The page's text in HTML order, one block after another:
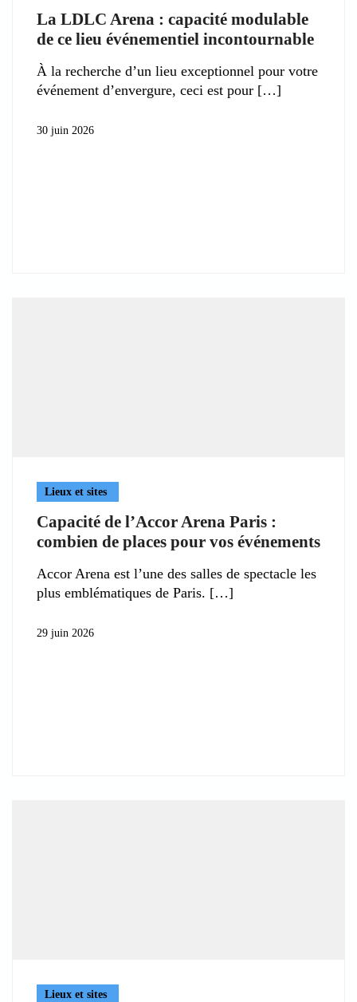
La LDLC Arena : capacité modulable
de ce lieu événementiel incontournable
À la recherche d’un lieu exceptionnel pour votre
événement d’envergure, ceci est pour
30 juin 2026
Lieux et sites
Capacité de l’Accor Arena Paris :
combien de places pour vos événements
Accor Arena est l’une des salles de spectacle les
plus emblématiques de Paris.
29 juin 2026
Lieux et sites